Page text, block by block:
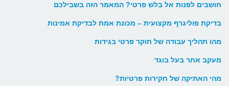
חושבים לפנות אל בלש פרטי? המאמר הזה בשבילכם
בדיקת פוליגרף מקצועית – מכונת אמת לבדיקת אמינות
מהו תהליך עבודה של חוקר פרטי בגידות
מעקב אחר בעל בוגד
מהי האתיקה של חקירות פרטיות?